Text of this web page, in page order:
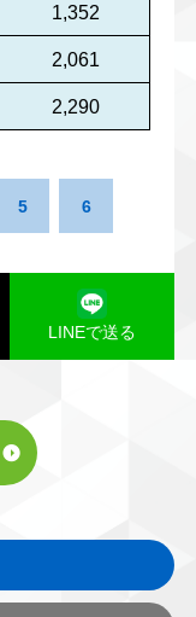
1,352
2,061
2,290
5 6
LINEで送る